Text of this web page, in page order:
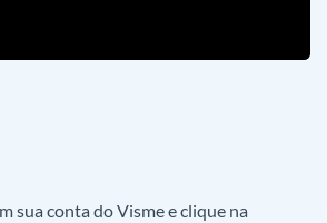
sua conta do Visme e clique na